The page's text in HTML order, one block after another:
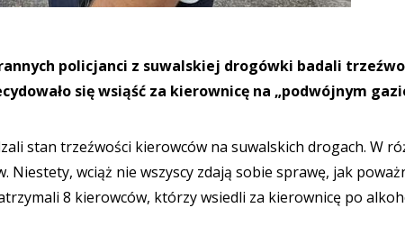
policjanci z suwalskiej drogówki badali
się wsiąść za kierownicę na „podwójnym
stan trzeźwości kierowców na suwalskich drogach. W
wciąż nie wszyscy zdają sobie sprawę, jak
8 kierowców, którzy wsiedli za kierownicę po